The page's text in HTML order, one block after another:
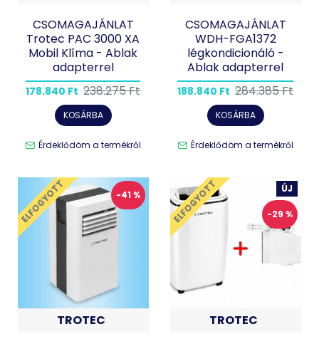
CSOMAGAJÁNLAT
Trotec PAC 3000 XA
Mobil Klíma - Ablak
adapterrel
178.840 Ft 238.275 Ft
KOSÁRBA
Érdeklődöm a termékről
CSOMAGAJÁNLAT
WDH-FGA1372
légkondicionáló -
Ablak adapterrel
188.840 Ft 284.385 Ft
KOSÁRBA
Érdeklődöm a termékről
-41 %
ELFOGYOTT
TROTEC
ÚJ
-29 %
ELFOGYOTT
TROTEC